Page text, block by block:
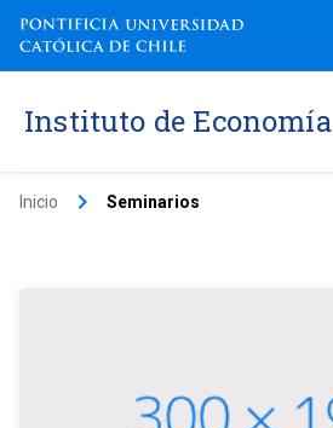
Instituto de Economía
Inicio keyboard_arrow_right Seminarios